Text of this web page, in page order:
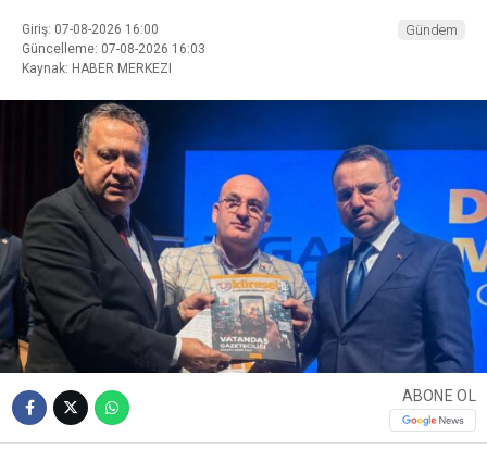
Giriş: 07-08-2026 16:00
Güncelleme: 07-08-2026 16:03
Kaynak: HABER MERKEZI
Gündem
ABONE OL